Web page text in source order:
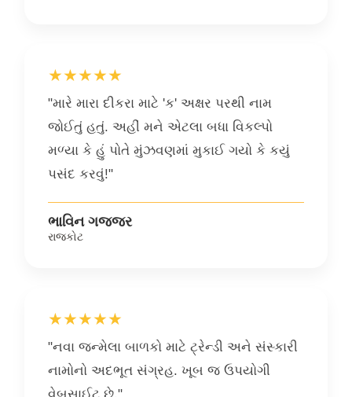
★★★★★
"મારે મારા દીકરા માટે 'ક' અક્ષર પરથી નામ
જોઈતું હતું. અહીં મને એટલા બધા વિકલ્પો
મળ્યા કે હું પોતે મુંઝવણમાં મુકાઈ ગયો કે કયું
પસંદ કરવું!"
ભાવિન ગજ્જર
રાજકોટ
★★★★★
"નવા જન્મેલા બાળકો માટે ટ્રેન્ડી અને સંસ્કારી
નામોનો અદભૂત સંગ્રહ. ખૂબ જ ઉપયોગી